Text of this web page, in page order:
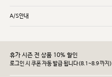
A/S안내
휴가 시즌 전 상품 10% 할인
로그인 시 쿠폰 자동 발급 됩니다(8.1~8.9 까지)